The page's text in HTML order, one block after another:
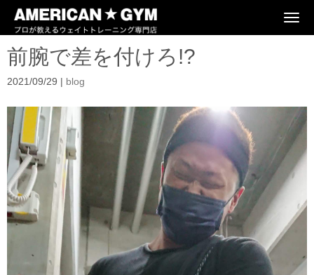
N
o
n
前腕で差を付けろ!?
2021/09/29 | blog